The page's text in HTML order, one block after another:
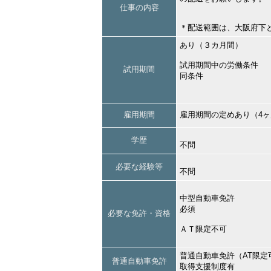
仕事の内容
＊配送範囲は、大阪府下
試用期間
あり（３カ月間）
試用期間中の労働条件
同条件
雇用期間 雇用期間の定めあり（4ヶ
学歴
不問
必要な経験等
不問
必要な免許・資格
中型自動車免許
必須
ＡＴ限定不可
普通自動車免許
普通自動車免許（AT限定
取得支援制度有